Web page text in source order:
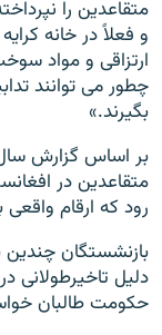
متقاعدین را
و فعلاً در خانه
ارتزاقی و مواد
چطور می توانند
بگیرند.»
رود که ارقام
بازنشستگان چندین
دلیل تاخیرطولانی
حکومت طالبان